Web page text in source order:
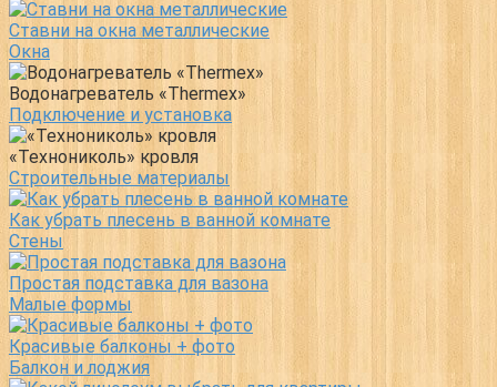
Ставни на окна металлические
Окна
Водонагреватель «Thermex»
Подключение и установка
«Технониколь» кровля
Строительные материалы
Как убрать плесень в ванной комнате
Стены
Простая подставка для вазона
Малые формы
Красивые балконы + фото
Балкон и лоджия